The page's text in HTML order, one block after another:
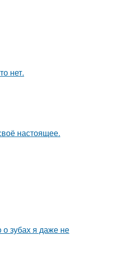
нет.
настоящее.
о зубах я даже не